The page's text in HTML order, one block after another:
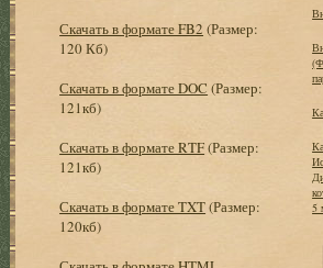
Скачать в формате FB2 (Размер:
120 Кб)
Скачать в формате DOC (Размер:
121кб)
Скачать в формате RTF(Размер:
121кб)
Скачать в формате TXT(Размер:
120кб)
5